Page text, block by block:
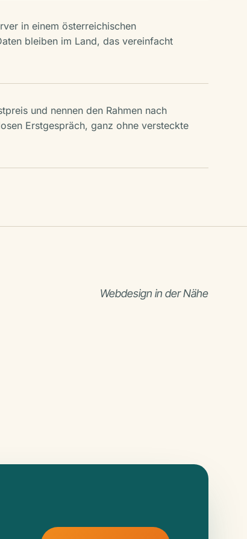
in einem österreichischen
bleiben im Land, das vereinfacht
und nennen den Rahmen nach
Erstgespräch, ganz ohne versteckte
Webdesign in der Nähe